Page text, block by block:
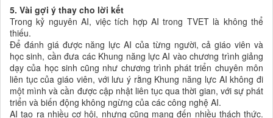
5. Vài gợi ý thay cho lời kết
Trong kỷ nguyên AI, việc tích hợp AI trong TVET là không thể
thiếu.
Để đánh giá được năng lực AI của từng người, cả giáo viên và
học sinh, cần đưa các Khung năng lực AI vào chương trình giảng
dạy của học sinh cũng như chương trình phát triển chuyên môn
liên tục của giáo viên, với lưu ý rằng Khung năng lực AI không đi
một mình và cần được cập nhật liên tục qua thời gian, với sự phát
triển và biến động không ngừng của các công nghệ AI.
AI tạo ra nhiều cơ hội, nhưng cũng mang đến nhiều thách thức.